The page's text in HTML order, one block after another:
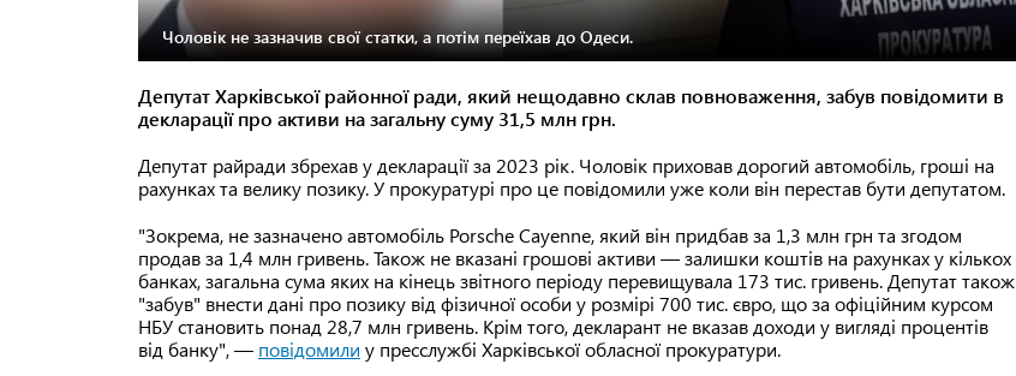
Чоловік не зазначив свої статки, а потім переїхав до Одеси.
Депутат Харківської районної ради, який нещодавно склав повноваження, забув повідомити в
декларації про активи на загальну суму 31,5 млн грн.
Депутат райради збрехав у декларації за 2023 рік. Чоловік приховав дорогий автомобіль, гроші на
рахунках та велику позику. У прокуратурі про це повідомили уже коли він перестав бути депутатом.
"Зокрема, не зазначено автомобіль Porsche Cayenne, який він придбав за 1,3 млн грн та згодом
продав за 1,4 млн гривень. Також не вказані грошові активи — залишки коштів на рахунках у кількох
банках, загальна сума яких на кінець звітного періоду перевищувала 173 тис. гривень. Депутат також
"забув" внести дані про позику від фізичної особи у розмірі 700 тис. євро, що за офіційним курсом
НБУ становить понад 28,7 млн гривень. Крім того, декларант не вказав доходи у вигляді процентів
від банку", — повідомили у пресслужбі Харківської обласної прокуратури.